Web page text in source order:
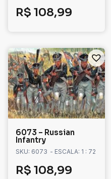
R$ 108,99
6073 – Russian
Infantry
SKU: 6073 - ESCALA: 1 : 72
R$ 108,99